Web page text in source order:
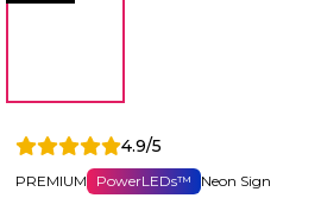
4.9/5
PREMIUM PowerLEDs™ Neon Sign